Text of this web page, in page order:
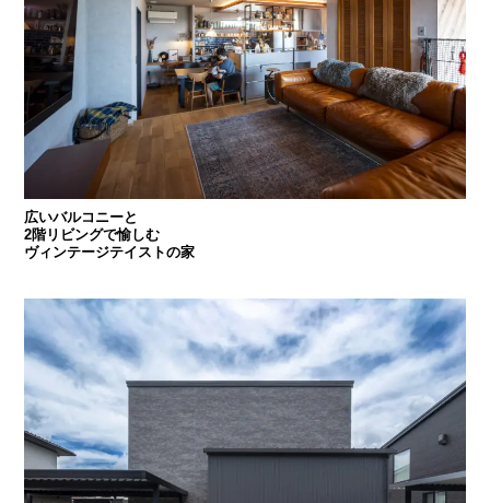
広いバルコニーと
2階リビングで愉しむ
ヴィンテージテイストの家